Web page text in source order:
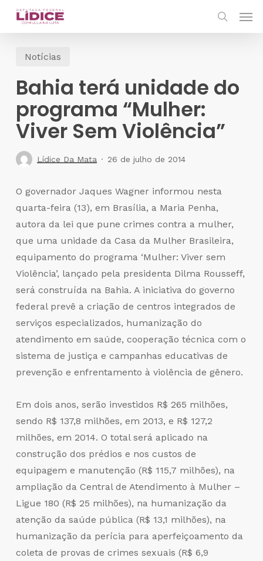
Skip
contentNotícias
Bahia terá unidade do
programa “Mulher:
Viver Sem Violência”
Lídice Da Mata 26 de julho de 2014
O governador Jaques Wagner informou nesta
quarta-feira (13), em Brasília, a Maria Penha,
autora da lei que pune crimes contra a mulher,
que uma unidade da Casa da Mulher Brasileira,
equipamento do programa ‘Mulher: Viver sem
Violência’, lançado pela presidenta Dilma Rousseff,
será construída na Bahia. A iniciativa do governo
federal prevê a criação de centros integrados de
serviços especializados, humanização do
atendimento em saúde, cooperação técnica com o
sistema de justiça e campanhas educativas de
prevenção e enfrentamento à violência de gênero.
Em dois anos, serão investidos R$ 265 milhões,
sendo R$ 137,8 milhões, em 2013, e R$ 127,2
milhões, em 2014. O total será aplicado na
construção dos prédios e nos custos de
equipagem e manutenção (R$ 115,7 milhões), na
ampliação da Central de Atendimento à Mulher –
Ligue 180 (R$ 25 milhões), na humanização da
atenção da saúde pública (R$ 13,1 milhões), na
humanização da perícia para aperfeiçoamento da
coleta de provas de crimes sexuais (R$ 6,9